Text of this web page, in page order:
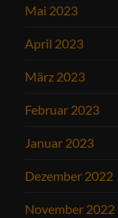
Mai 2023
April 2023
März 2023
Februar 2023
Januar 2023
Dezember 2022
November 2022